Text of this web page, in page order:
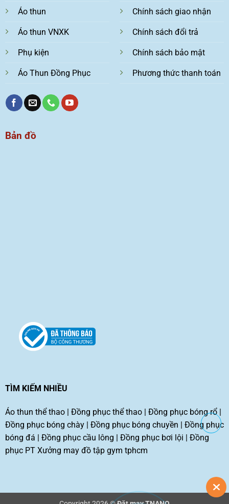
Áo thun
Áo thun VNXK
Phụ kiện
Áo Thun Đồng Phục
Chính sách giao nhận
Chính sách đổi trả
Chính sách bảo mật
Phương thức thanh toán
Bản đồ
TÌM KIẾM NHIỀU
Áo thun thể thao| Đồng phục thể thao| Đồng phục bóng rổ|
Đồng phục bóng chày| Đồng phục bóng chuyền | Đồng phục
bóng đá | Đồng phục cầu lông | Đồng phục bơi lội | Đồng
phục PT Xưởng may đồ tập gym tphcm